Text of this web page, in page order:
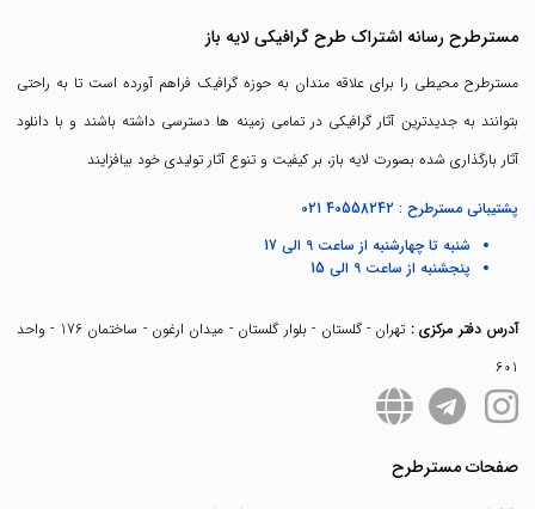
مسترطرح رسانه اشتراک طرح گرافیکی لایه باز
مسترطرح محیطی را برای علاقه مندان به حوزه گرافیک فراهم آورده است تا به راحتی
بتوانند به جدیدترین آثار گرافیکی در تمامی زمینه ها دسترسی داشته باشند و با دانلود
آثار بارگذاری شده بصورت لایه باز، بر کیفیت و تنوع آثار تولیدی خود بیافزایند
پشتیبانی مسترطرح : 021 40558242
شنبه تا چهارشنبه از ساعت 9 الی 17
پنجشنبه از ساعت 9 الی 15
آدرس دفتر مرکزی :
تهران - گلستان - بلوار گلستان - میدان ارغون - ساختمان 176 - واحد
601
صفحات مسترطرح